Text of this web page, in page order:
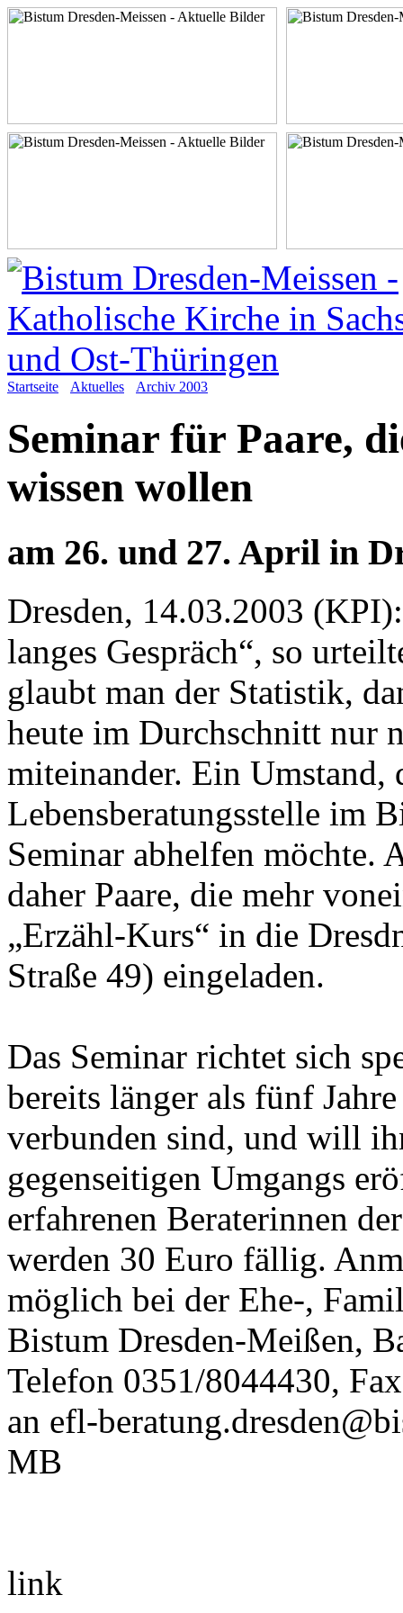
Startseite Aktuelles Archiv 2003
Seminar für Paare,
wissen wollen
am 26. und 27. April in
Dresden, 14.03.2003
langes Gespräch“, so
glaubt man der Statistik,
heute im Durchschnitt nur
miteinander. Ein
Lebensberatungsstelle im
Seminar abhelfen möchte.
daher Paare, die mehr
„Erzähl-Kurs“ in die
Straße 49) eingeladen.
Das Seminar richtet sich
bereits länger als fünf
verbunden sind, und will
gegenseitigen Umgangs
erfahrenen Beraterinnen
werden 30 Euro fällig.
möglich bei der Ehe-,
Bistum Dresden-Meißen,
Telefon 0351/8044430,
an efl-
MB
link